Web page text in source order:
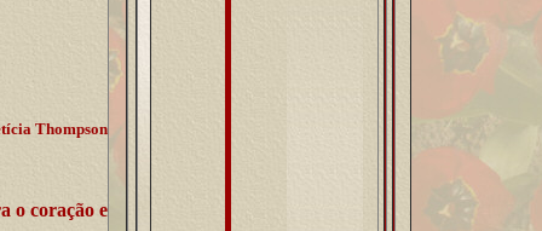
Thompson
o coração e